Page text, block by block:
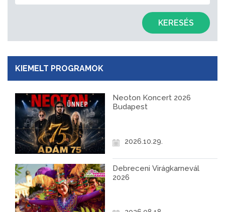
KERESÉS
KIEMELT PROGRAMOK
Neoton Koncert 2026
Budapest
2026.10.29.
Debreceni Virágkarnevál
2026